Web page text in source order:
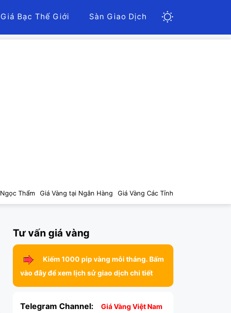
Giá Bạc Thế Giới Sàn Giao Dịch
Ngọc Thẩm Giá Vàng tại Ngân Hàng Giá Vàng Các Tỉnh
Tư vấn giá vàng
Kiếm 1000 pip vàng mỗi tháng. Bấm
vào đây để xem lịch sử giao dịch chi tiết
Telegram Channel: Giá Vàng Việt Nam